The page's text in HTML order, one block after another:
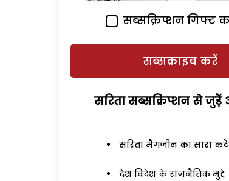
सब्सक्रिप्शन गिफ्ट
सब्सक्राइब करें
सरिता सब्सक्रिप्शन से जुड़ेें
सरिता मैगजीन का सारा
देश विदेश के राजनैतिक मुद्दे